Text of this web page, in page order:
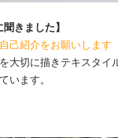
きました】
己紹介をお願いします
大切に描きテキスタ
います。